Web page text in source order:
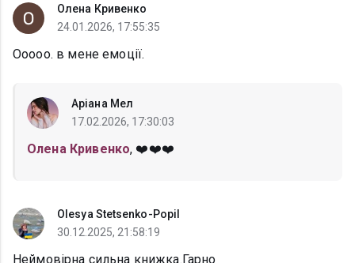
Олена Кривенко
24.01.2026, 17:55:35
Ооооо. в мене емоції.
Аріана Мел
17.02.2026, 17:30:03
Олена Кривенко, ❤️❤️❤️
Olesya Stetsenko-Popil
30.12.2025, 21:58:19
Неймовірна сильна книжка.Гарно